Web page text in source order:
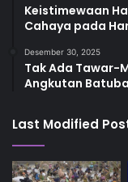
Keistimewaan
Cahaya pada
Desember 30, 2025
Tak Ada Tawar-
Angkutan
Last Modified